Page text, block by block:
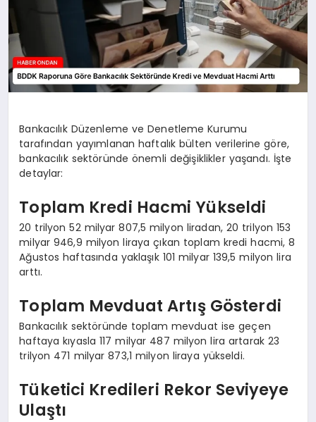
Bankacılık Düzenleme ve Denetleme Kurumu
tarafından yayımlanan haftalık bülten verilerine göre,
bankacılık sektöründe önemli değişiklikler yaşandı. İşte
detaylar:
Toplam Kredi Hacmi Yükseldi
20 trilyon 52 milyar 807,5 milyon liradan, 20 trilyon 153
milyar 946,9 milyon liraya çıkan toplam kredi hacmi, 8
Ağustos haftasında yaklaşık 101 milyar 139,5 milyon lira
arttı.
Toplam Mevduat Artış Gösterdi
Bankacılık sektöründe toplam mevduat ise geçen
haftaya kıyasla 117 milyar 487 milyon lira artarak 23
trilyon 471 milyar 873,1 milyon liraya yükseldi.
Tüketici Kredileri Rekor Seviyeye
Ulaştı